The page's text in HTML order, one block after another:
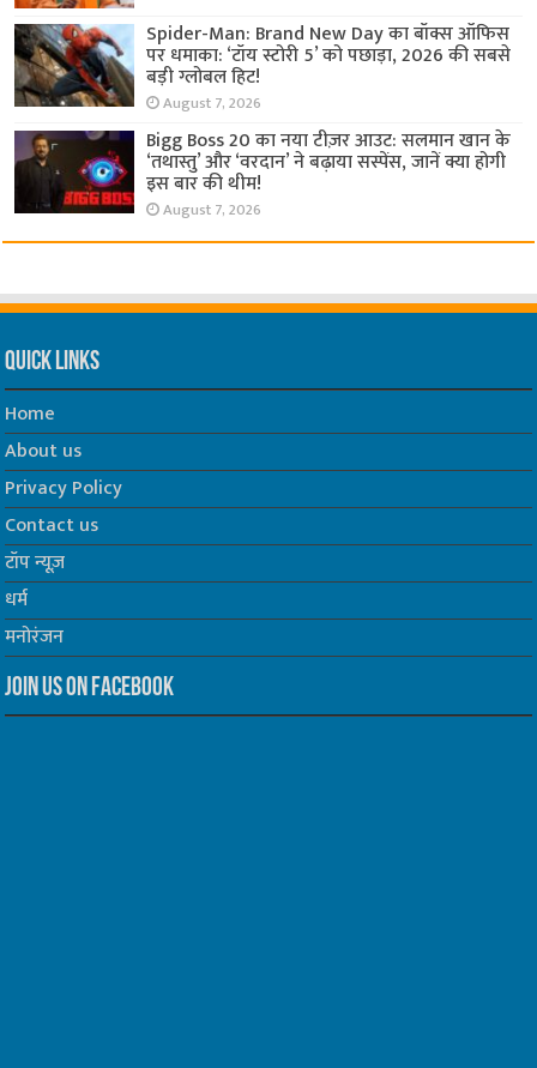
Spider-Man: Brand New Day का बॉक्स ऑफिस
पर धमाका: ‘टॉय स्टोरी 5’ को पछाड़ा, 2026 की सबसे
बड़ी ग्लोबल हिट!
August 7, 2026
Bigg Boss 20 का नया टीज़र आउट: सलमान खान के
‘तथास्तु’ और ‘वरदान’ ने बढ़ाया सस्पेंस, जानें क्या होगी
इस बार की थीम!
August 7, 2026
Quick Links
Home
About us
Privacy Policy
Contact us
टॉप न्यूज़
धर्म
मनोरंजन
Join us on Facebook